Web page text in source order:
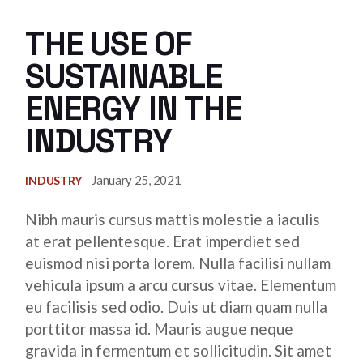
THE USE OF
SUSTAINABLE
ENERGY IN THE
INDUSTRY
INDUSTRY January 25, 2021
Nibh mauris cursus mattis molestie a iaculis
at erat pellentesque. Erat imperdiet sed
euismod nisi porta lorem. Nulla facilisi nullam
vehicula ipsum a arcu cursus vitae. Elementum
eu facilisis sed odio. Duis ut diam quam nulla
porttitor massa id. Mauris augue neque
gravida in fermentum et sollicitudin. Sit amet